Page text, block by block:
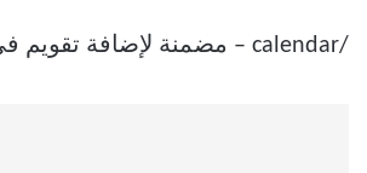
/calendar – مضمنة لإضافة تقويم في الصفحة